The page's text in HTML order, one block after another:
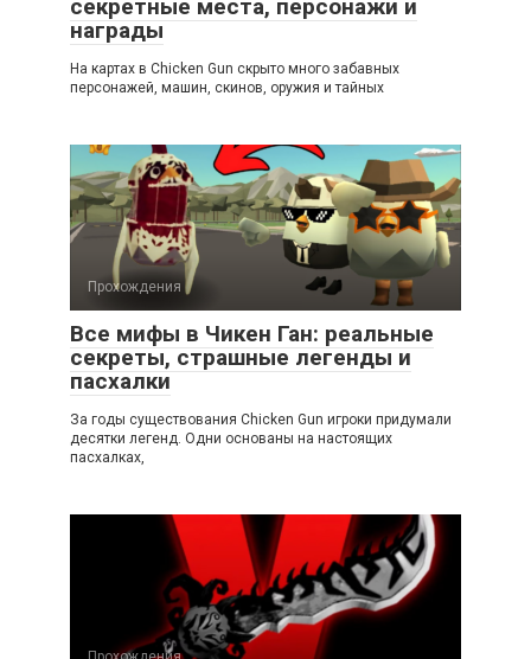
секретные места, персонажи и
награды
На картах в Chicken Gun скрыто много забавных
персонажей, машин, скинов, оружия и тайных
Прохождения
Все мифы в Чикен Ган: реальные
секреты, страшные легенды и
пасхалки
За годы существования Chicken Gun игроки придумали
десятки легенд. Одни основаны на настоящих
пасхалках,